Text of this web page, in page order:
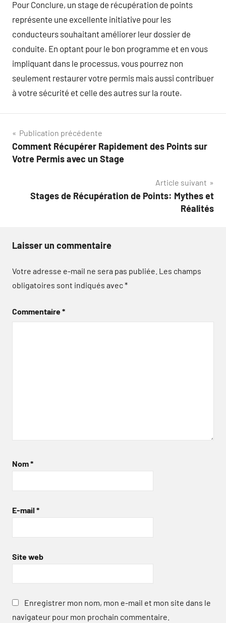
Pour Conclure, un stage de récupération de points
représente une excellente initiative pour les
conducteurs souhaitant améliorer leur dossier de
conduite. En optant pour le bon programme et en vous
impliquant dans le processus, vous pourrez non
seulement restaurer votre permis mais aussi contribuer
à votre sécurité et celle des autres sur la route.
Navigation
de
Publication précédente
Comment Récupérer Rapidement des Points sur
Votre Permis avec un Stage
Article suivant
Stages de Récupération de Points: Mythes et
Réalités
Laisser un commentaire
Votre adresse e-mail ne sera pas publiée. Les champs
obligatoires sont indiqués avec*
Commentaire*
Nom*
E-mail *
Site web
Enregistrer mon nom, mon e-mail et mon site dans le
navigateur pour mon prochain commentaire.